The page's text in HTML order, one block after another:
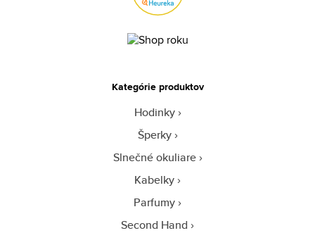
Kategórie produktov
Hodinky
Šperky
Slnečné okuliare
Kabelky
Parfumy
Second Hand